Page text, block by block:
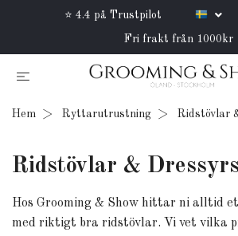
⭐ 4.4 på Trustpilot
Fri frakt från 1000kr
Hem Ryttarutrustning Ridstövlar
Ridstövlar &
Hos Grooming & Show hittar ni alltid
med riktigt bra ridstövlar. Vi vet vilka